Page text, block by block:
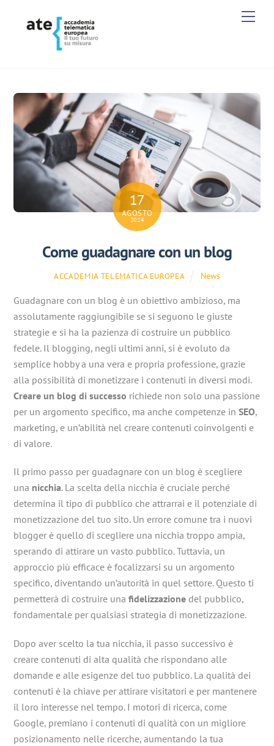
17
AGOSTO
2024
Come guadagnare con un blog
ACCADEMIA TELEMATICA EUROPEA News
Guadagnare con un blog è un obiettivo ambizioso, ma
assolutamente raggiungibile se si seguono le giuste
strategie e si ha la pazienza di costruire un pubblico
fedele. Il blogging, negli ultimi anni, si è evoluto da
semplice hobby a una vera e propria professione, grazie
alla possibilità di monetizzare i contenuti in diversi modi.
Creare un blog di successo richiede non solo una passione
per un argomento specifico, ma anche competenze inSEO,
marketing, e un’abilità nel creare contenuti coinvolgenti e
di valore.
Il primo passo per guadagnare con un blog è scegliere
una nicchia. La scelta della nicchia è cruciale perché
determina il tipo di pubblico che attrarrai e il potenziale di
monetizzazione del tuo sito. Un errore comune tra i nuovi
blogger è quello di scegliere una nicchia troppo ampia,
sperando di attirare un vasto pubblico. Tuttavia, un
approccio più efficace è focalizzarsi su un argomento
specifico, diventando un’autorità in quel settore. Questo ti
permetterà di costruire unafidelizzazione del pubblico,
fondamentale per qualsiasi strategia di monetizzazione.
Dopo aver scelto la tua nicchia, il passo successivo è
creare contenuti di alta qualità che rispondano alle
domande e alle esigenze del tuo pubblico. La qualità dei
contenuti è la chiave per attirare visitatori e per mantenere
il loro interesse nel tempo. I motori di ricerca, come
Google, premiano i contenuti di qualità con un migliore
posizionamento nelle ricerche, aumentando la tua